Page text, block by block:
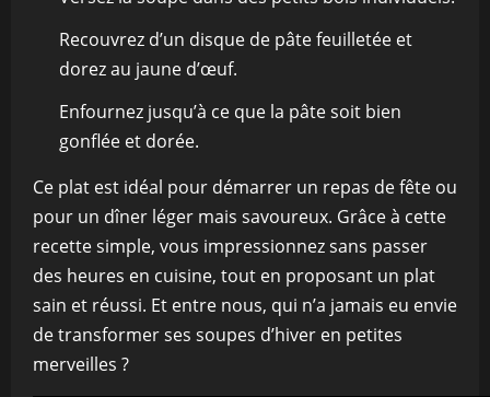
Recouvrez d’un disque de pâte feuilletée et
dorez au jaune d’œuf.
Enfournez jusqu’à ce que la pâte soit bien
gonflée et dorée.
Ce plat est idéal pour démarrer un repas de fête ou
pour un dîner léger mais savoureux. Grâce à cette
recette simple, vous impressionnez sans passer
des heures en cuisine, tout en proposant un plat
sain et réussi. Et entre nous, qui n’a jamais eu envie
de transformer ses soupes d’hiver en petites
merveilles ?